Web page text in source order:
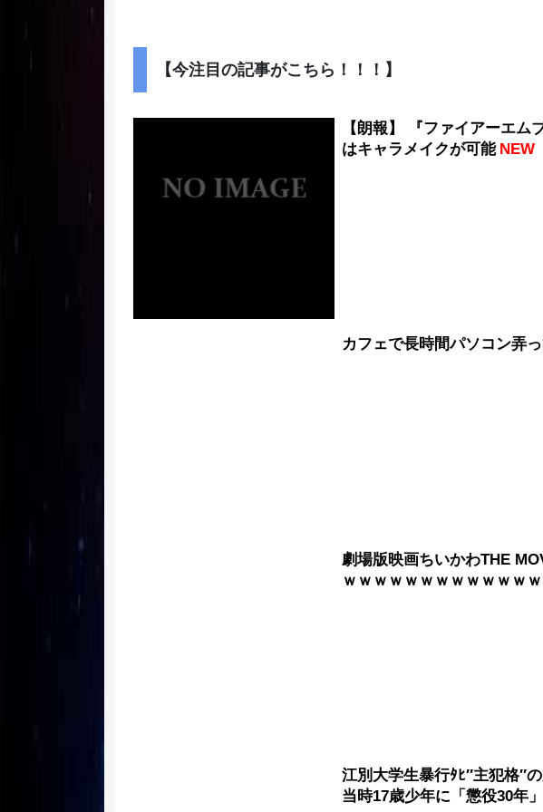
【今注目の記事がこちら！！！】
【朗報】 『ファイアーエ
はキャラメイクが可能 NEW
カフェで長時間パソコン弄
劇場版映画ちいかわTHE
ｗｗｗｗｗｗｗｗｗｗｗｗｗ
江別大学生暴行ﾀﾋ″主犯格″
当時17歳少年に「懲役30年